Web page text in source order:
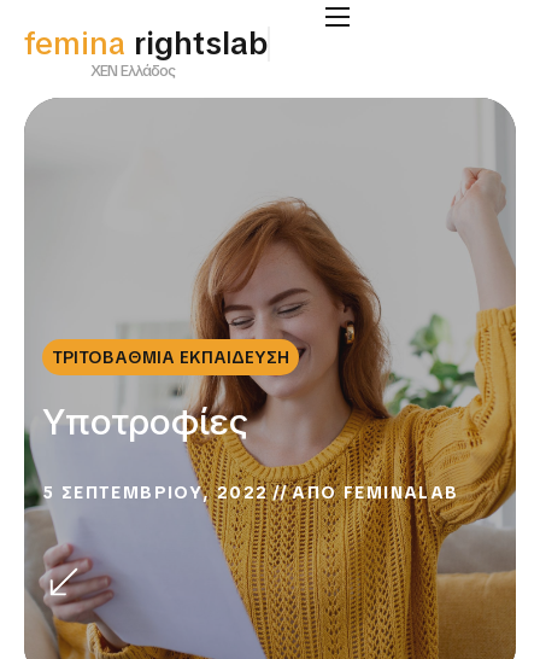
femina rightslab
ΧΕΝ Ελλάδος
ΤΡΙΤΟΒΑΘΜΙΑ ΕΚΠΑΙΔΕΥΣΗ
Υποτροφίες
5 ΣΕΠΤΕΜΒΡΙΟΥ, 2022 ΑΠΟFEMINALAB